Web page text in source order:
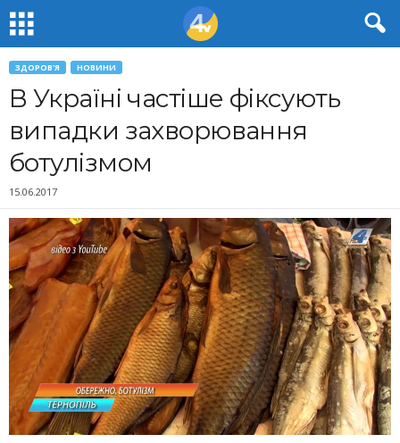
ЗДОРОВ'Я НОВИНИ
В Україні частіше фіксують
випадки захворювання
ботулізмом
15.06.2017